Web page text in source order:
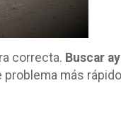
correcta. Buscar
más